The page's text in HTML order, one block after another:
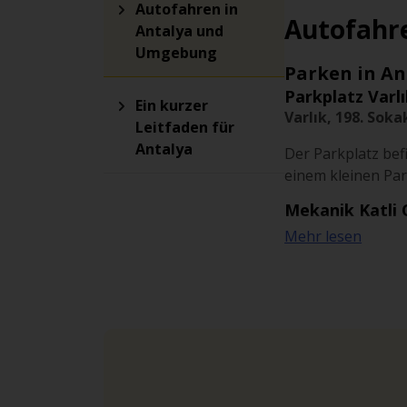
Autofahren in
Antalya und
Umgebung
Ein kurzer
Leitfaden für
Antalya
Parken in
Parkplatz
Varlık, 198.
Der Parkplatz
einem kleinen
Mekanik Katli
Sinan, 07100
Umfeld gibt es
Mehr lesen